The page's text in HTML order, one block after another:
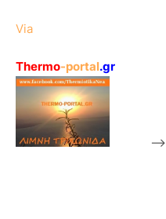
Via
Thermo-portal.gr
-->